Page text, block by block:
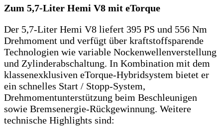
Zum 5,7-Liter Hemi V8 mit eTorque
Der 5,7-Liter Hemi V8 liefert 395 PS und 556 Nm
Drehmoment und verfügt über kraftstoffsparende
Technologien wie variable Nockenwellenverstellung
und Zylinderabschaltung. In Kombination mit dem
klassenexklusiven eTorque-Hybridsystem bietet er
ein schnelles Start / Stopp-System,
Drehmomentunterstützung beim Beschleunigen
sowie Bremsenergie-Rückgewinnung. Weitere
technische Highlights sind: